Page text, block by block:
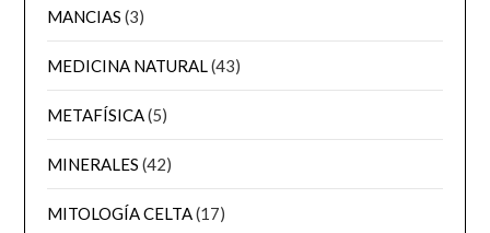
MANCIAS (3)
MEDICINA NATURAL(43)
METAFÍSICA(5)
MINERALES (42)
MITOLOGÍA CELTA(17)